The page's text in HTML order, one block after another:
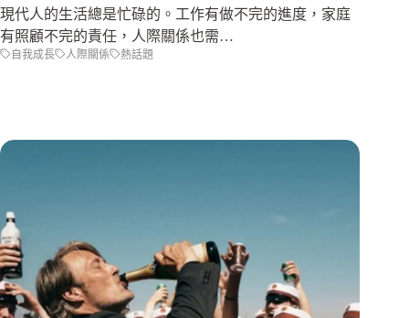
現代人的生活總是忙碌的。工作有做不完的進度，家庭
有照顧不完的責任，人際關係也需…
自我成長 人際關係 熱話題